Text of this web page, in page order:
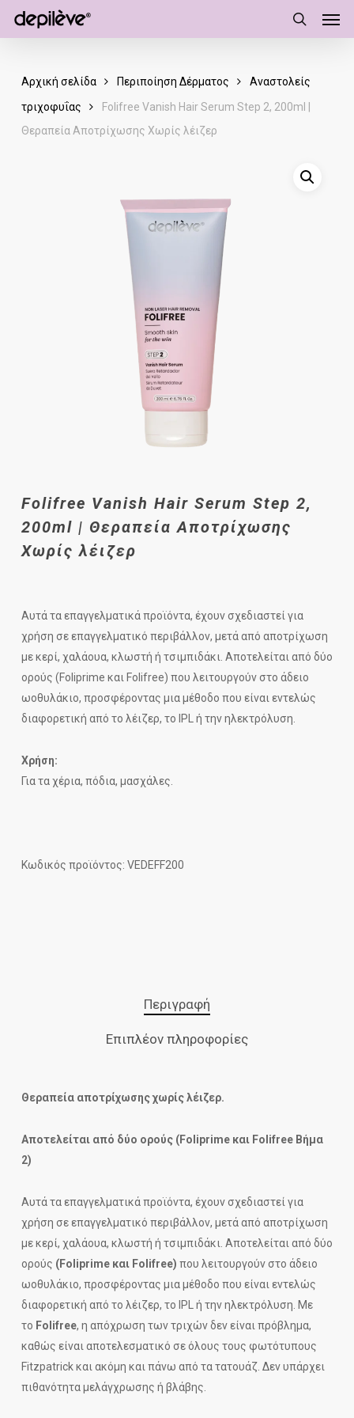
search
Αρχική σελίδα Περιποίηση Δέρματος
Αναστολείς
τριχοφυΐας
Folifree Vanish Hair Serum Step 2, 200ml |
Θεραπεία Αποτρίχωσης Χωρίς λέιζερ
Folifree Vanish Hair Serum Step 2,
200ml | Θεραπεία Αποτρίχωσης
Χωρίς λέιζερ
Αυτά τα επαγγελματικά προϊόντα, έχουν σχεδιαστεί για
χρήση σε επαγγελματικό περιβάλλον, μετά από αποτρίχωση
με κερί, χαλάουα, κλωστή ή τσιμπιδάκι. Αποτελείται από δύο
ορούς (Foliprime και Folifree) που λειτουργούν στο άδειο
ωοθυλάκιο, προσφέροντας μια μέθοδο που είναι εντελώς
διαφορετική από το λέιζερ, το IPL ή την ηλεκτρόλυση.
Χρήση:
Για τα χέρια, πόδια, μασχάλες.
Κωδικός προϊόντος: VEDEFF200
Περιγραφή
Επιπλέον πληροφορίες
Θεραπεία αποτρίχωσης χωρίς λέιζερ.
Αποτελείται από δύο ορούς (Foliprime και Folifree Βήμα
2)
Αυτά τα επαγγελματικά προϊόντα, έχουν σχεδιαστεί για
χρήση σε επαγγελματικό περιβάλλον, μετά από αποτρίχωση
με κερί, χαλάουα, κλωστή ή τσιμπιδάκι. Αποτελείται από δύο
ορούς (Foliprime και Folifree) που λειτουργούν στο άδειο
ωοθυλάκιο, προσφέροντας μια μέθοδο που είναι εντελώς
διαφορετική από το λέιζερ, το IPL ή την ηλεκτρόλυση. Με
το Folifree, η απόχρωση των τριχών δεν είναι πρόβλημα,
καθώς είναι αποτελεσματικό σε όλους τους φωτότυπους
Fitzpatrick και ακόμη και πάνω από τα τατουάζ. Δεν υπάρχει
πιθανότητα μελάγχρωσης ή βλάβης.